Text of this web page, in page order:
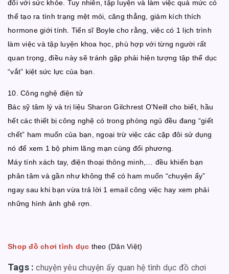
đối với sức khỏe. Tuy nhiên, tập luyện và làm việc quá mức có
thể tạo ra tình trạng mệt mỏi, căng thẳng, giảm kích thích
hormone giới tính. Tiến sĩ Boyle cho rằng, việc có 1 lịch trình
làm việc và tập luyện khoa học, phù hợp với từng người rất
quan trọng, điều này sẽ tránh gặp phải hiện tượng tập thể dục
“vắt” kiệt sức lực của bạn.
10. Công nghệ điện tử
Bác sỹ tâm lý và trị liệu Sharon Gilchrest O'Neill cho biết, hầu
hết các thiết bị công nghệ có trong phòng ngủ đều đang “giết
chết” ham muốn của bạn, ngoại trừ việc các cặp đôi sử dụng
nó để xem 1 bộ phim lãng mạn cùng đối phương.
Máy tính xách tay, điện thoại thông minh,… đều khiến bạn
phân tâm và gần như không thể có ham muốn “chuyện ấy”
ngay sau khi bạn vừa trả lời 1 email công việc hay xem phải
những hình ảnh ghê rợn.
Shop đồ chơi tình dục theo (Dân Việt)
Tags :chuyện yêu chuyện ấy quan hệ tình dục đồ chơi